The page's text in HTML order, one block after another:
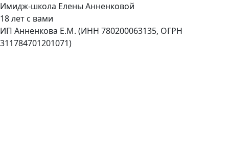
Имидж-школа Елены Анненковой
18 лет с вами
ИП Анненкова Е.М. (ИНН 780200063135, ОГРН
311784701201071)